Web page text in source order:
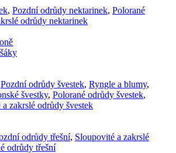
, Pozdní odrůdy nektarinek, Polorané
odrůdy nektarinek
Pozdní odrůdy švestek, Ryngle a blumy,
švestky, Polorané odrůdy švestek,
zakrslé odrůdy švestek
odrůdy třešní, Sloupovité a zakrslé
odrůdy třešní